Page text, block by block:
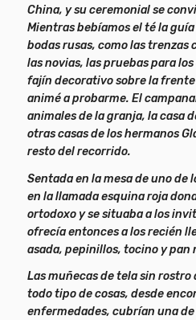
China, y su ceremonial se
Mientras bebíamos el té la
bodas rusas, como las trenzas
las novias, las pruebas para
fajín decorativo sobre la frente
animé a probarme. El
animales de la granja, la casa
otras casas de los hermanos
resto del recorrido.
Sentada en la mesa de uno de
en la llamada esquina roja
ortodoxo y se situaba a los
ofrecía entonces a los recién
asada, pepinillos, tocino y pan
Las muñecas de tela sin rostro
todo tipo de cosas, desde
enfermedades, cubrían una